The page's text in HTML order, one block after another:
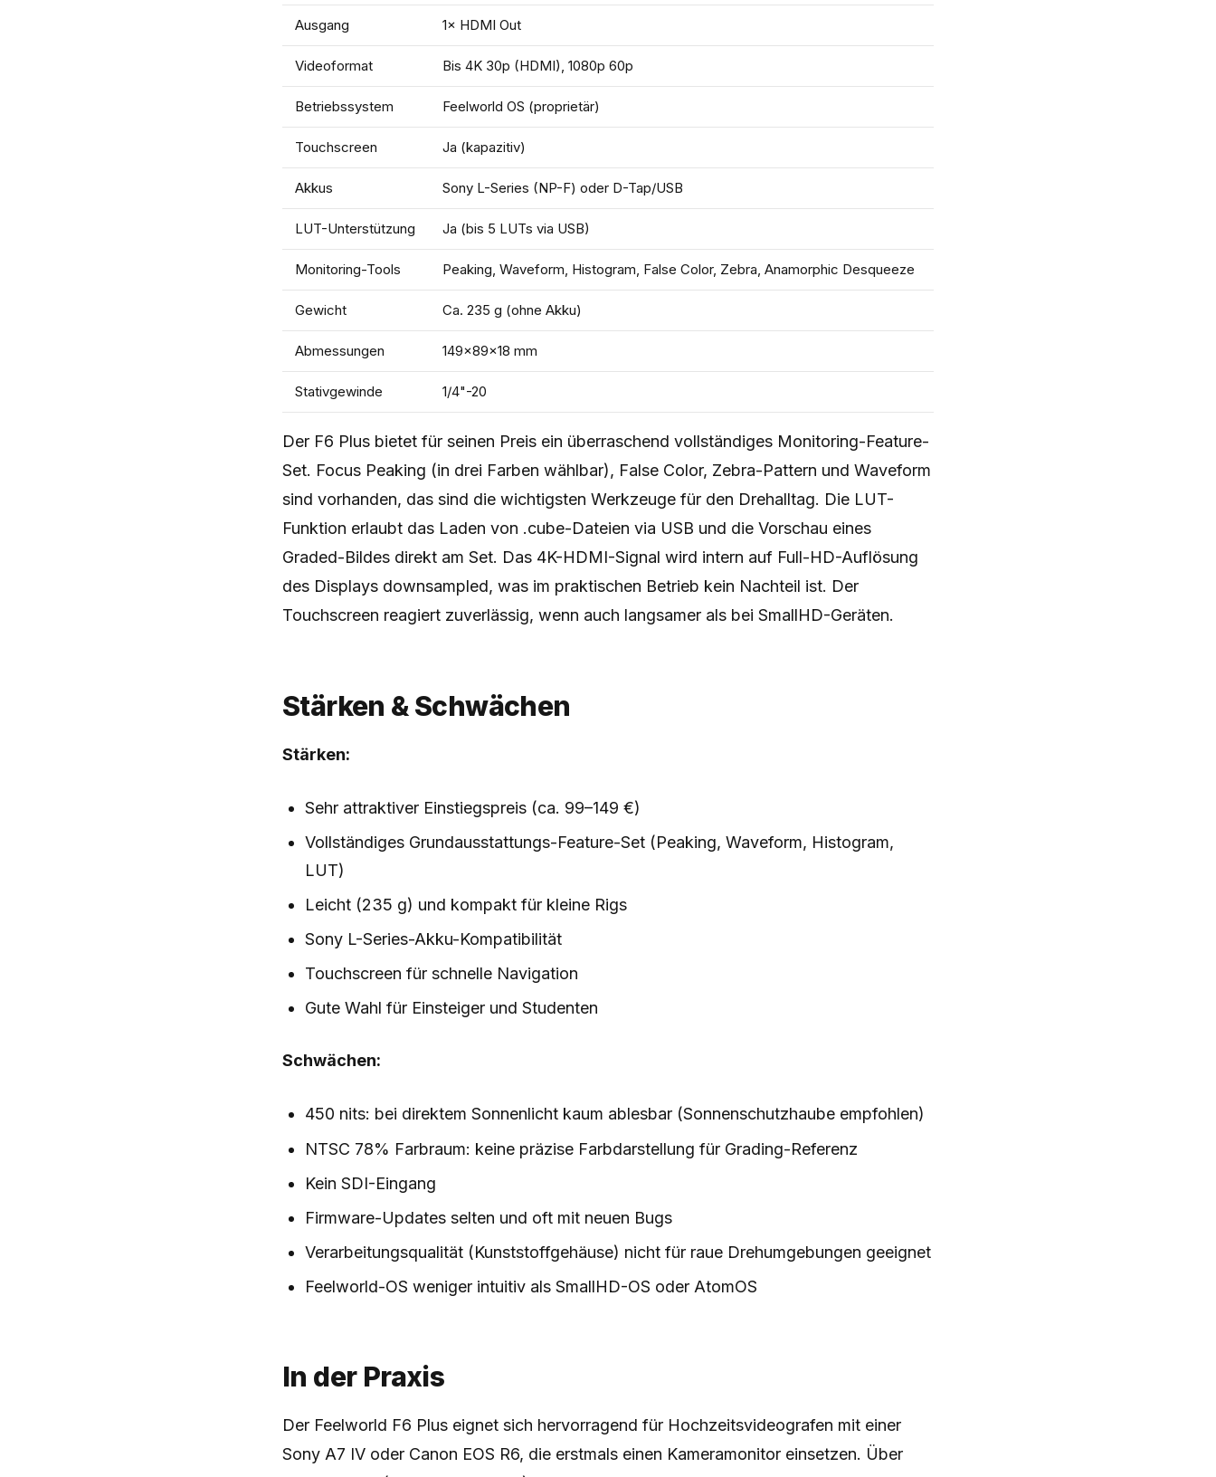
Ausgang 1× HDMI Out
Videoformat Bis 4K 30p (HDMI), 1080p 60p
Betriebssystem Feelworld OS (proprietär)
Touchscreen Ja (kapazitiv)
Akkus Sony L-Series (NP-F) oder D-Tap/USB
LUT-Unterstützung Ja (bis 5 LUTs via USB)
Monitoring-Tools Peaking, Waveform, Histogram, False Color, Zebra, Anamorphic Desqueeze
Gewicht Ca. 235 g (ohne Akku)
Abmessungen 149×89×18 mm
Stativgewinde 1/4"-20
Der F6 Plus bietet für seinen Preis ein überraschend vollständiges Monitoring-Feature-
Set. Focus Peaking (in drei Farben wählbar), False Color, Zebra-Pattern und Waveform
sind vorhanden, das sind die wichtigsten Werkzeuge für den Drehalltag. Die LUT-
Funktion erlaubt das Laden von .cube-Dateien via USB und die Vorschau eines
Graded-Bildes direkt am Set. Das 4K-HDMI-Signal wird intern auf Full-HD-Auflösung
des Displays downsampled, was im praktischen Betrieb kein Nachteil ist. Der
Touchscreen reagiert zuverlässig, wenn auch langsamer als bei SmallHD-Geräten.
Stärken & Schwächen
Stärken:
Sehr attraktiver Einstiegspreis (ca. 99–149 €)
Vollständiges Grundausstattungs-Feature-Set (Peaking, Waveform, Histogram,
LUT)
Leicht (235 g) und kompakt für kleine Rigs
Sony L-Series-Akku-Kompatibilität
Touchscreen für schnelle Navigation
Gute Wahl für Einsteiger und Studenten
Schwächen:
450 nits: bei direktem Sonnenlicht kaum ablesbar (Sonnenschutzhaube empfohlen)
NTSC 78% Farbraum: keine präzise Farbdarstellung für Grading-Referenz
Kein SDI-Eingang
Firmware-Updates selten und oft mit neuen Bugs
Verarbeitungsqualität (Kunststoffgehäuse) nicht für raue Drehumgebungen geeignet
Feelworld-OS weniger intuitiv als SmallHD-OS oder AtomOS
In der Praxis
Der Feelworld F6 Plus eignet sich hervorragend für Hochzeitsvideografen mit einer
Sony A7 IV oder Canon EOS R6, die erstmals einen Kameramonitor einsetzen. Über